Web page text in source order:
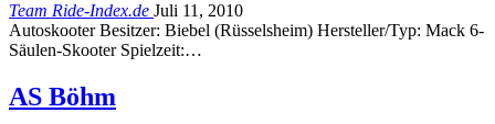
Team Ride-Index.de Juli 11, 2010
Autoskooter Besitzer: Biebel (Rüsselsheim) Hersteller/Typ: Mack 6-
Säulen-Skooter Spielzeit:…
AS Böhm